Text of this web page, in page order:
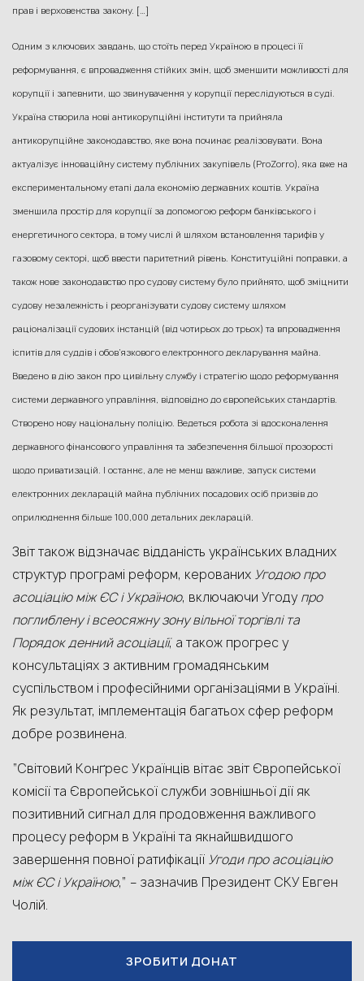
прав і верховенства закону. […]
Одним з ключових завдань, що стоїть перед Україною в процесі її
реформування, є впровадження стійких змін, щоб зменшити можливості для
корупції і запевнити, що звинувачення у корупції переслідуються в суді.
Україна створила нові антикорупційні інститути та прийняла
антикорупційне законодавство, яке вона починає реалізовувати. Вона
актуалізує інноваційну систему публічних закупівель (ProZorro), яка вже на
експериментальному етапі дала економію державних коштів. Україна
зменшила простір для корупції за допомогою реформ банківського і
енергетичного сектора, в тому числі й шляхом встановлення тарифів у
газовому секторі, щоб ввести паритетний рівень. Конституційні поправки, а
також нове законодавство про судову систему було прийнято, щоб зміцнити
судову незалежність і реорганізувати судову систему шляхом
раціоналізації судових інстанцій (від чотирьох до трьох) та впровадження
іспитів для суддів і обов’язкового електронного декларування майна.
Введено в дію закон про цивільну службу і стратегію щодо реформування
системи державного управління, відповідно до європейських стандартів.
Створено нову національну поліцію. Ведеться робота зі вдосконалення
державного фінансового управління та забезпечення більшої прозорості
щодо приватизацій. І останнє, але не менш важливе, запуск системи
електронних декларацій майна публічних посадових осіб призвів до
оприлюднення більше 100,000 детальних декларацій.
Звіт також відзначає відданість українських владних
структур програмі реформ, керованих Угодою про
асоціацію між ЄС і Україною, включаючи Угодупро
поглиблену і всеосяжну зону вільної торгівлі та
Порядок денний асоціації, а також прогрес у
консультаціях з активним громадянським
суспільством і професійними організаціями в Україні.
Як результат, імплементація багатьох сфер реформ
добре розвинена.
“Світовий Конґрес Українців вітає звіт Європейської
комісії та Європейської служби зовнішньої дії як
позитивний сигнал для продовження важливого
процесу реформ в Україні та якнайшвидшого
завершення повної ратифікації Угоди про асоціацію
між ЄС і Україною,” – зазначив Президент СКУ Евген
Чолій.
ЗРОБИТИ ДОНАТ